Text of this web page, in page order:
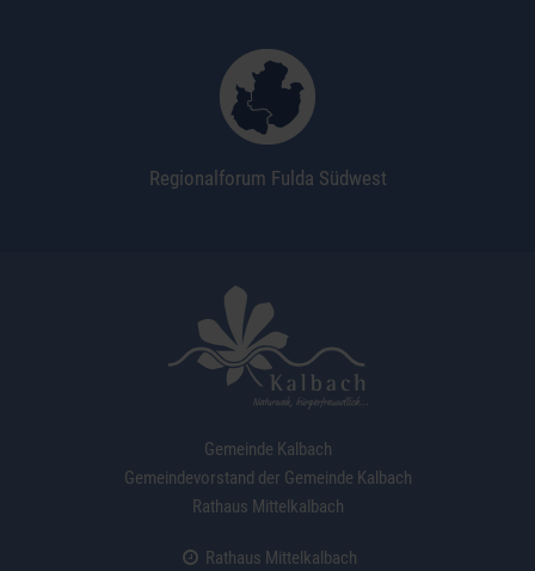
Regionalforum Fulda Südwest
Gemeinde Kalbach
Gemeindevorstand der Gemeinde Kalbach
Rathaus Mittelkalbach
Rathaus Mittelkalbach